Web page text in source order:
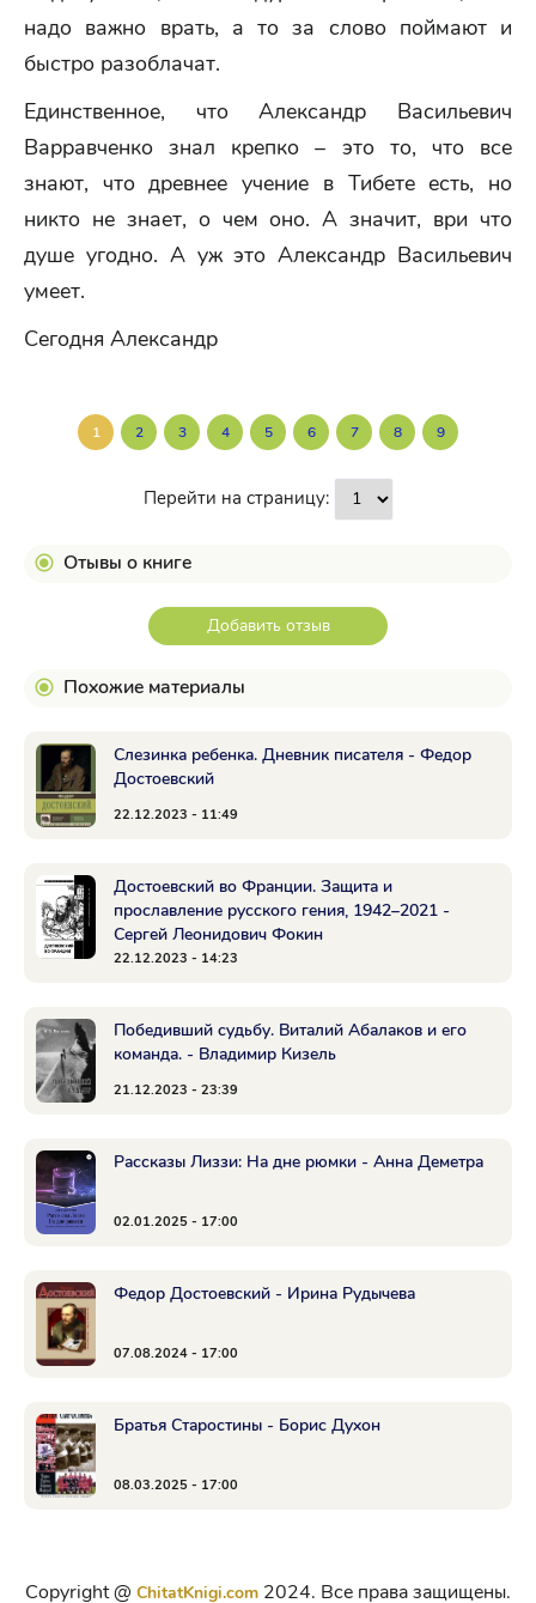
надо важно врать, а то за слово поймают и
быстро разоблачат.
Единственное, что Александр Васильевич
Варравченко знал крепко – это то, что все
знают, что древнее учение в Тибете есть, но
никто не знает, о чем оно. А значит, ври что
душе угодно. А уж это Александр Васильевич
умеет.
Сегодня Александр
1 2 3 4 5 6 7 8 9
Перейти на страницу:
Отывы о книге
Добавить отзыв
Похожие материалы
Слезинка ребенка. Дневник писателя - Федор
Достоевский
22.12.2023 - 11:49
Достоевский во Франции. Защита и
прославление русского гения, 1942–2021 -
Сергей Леонидович Фокин
22.12.2023 - 14:23
Победивший судьбу. Виталий Абалаков и его
команда. - Владимир Кизель
21.12.2023 - 23:39
Рассказы Лиззи: На дне рюмки - Анна Деметра
02.01.2025 - 17:00
Федор Достоевский - Ирина Рудычева
07.08.2024 - 17:00
Братья Старостины - Борис Духон
08.03.2025 - 17:00
Copyright @ ChitatKnigi.com 2024. Все права защищены.